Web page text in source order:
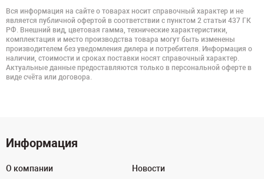
Вся информация на сайте о товарах носит справочный характер и не
является публичной офертой в соответствии с пунктом 2 статьи 437 ГК
РФ. Внешний вид, цветовая гамма, технические характеристики,
комплектация и место производства товара могут быть изменены
производителем без уведомления дилера и потребителя. Информация о
наличии, стоимости и сроках поставки носят справочный характер.
Актуальные данные предоставляются только в персональной оферте в
виде счёта или договора.
Информация
О компании
Новости